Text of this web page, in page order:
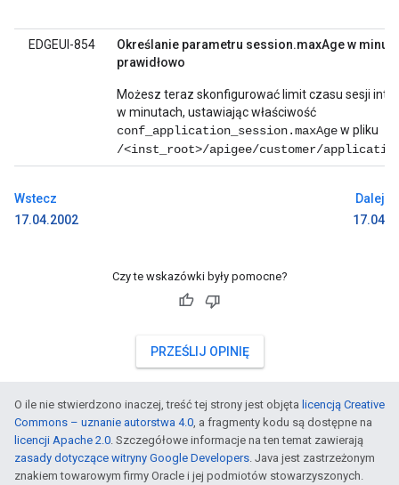
EDGEUI-854
Określanie parametru session.maxAge w
prawidłowo
Możesz teraz skonfigurować limit czasu sesji
w minutach, ustawiając właściwość
conf_application_session.maxAgew pliku
/<inst_root>/apigee/customer/
Wstecz
17.04.2002
Dalej
17.04
Czy te wskazówki były pomocne?
PRZEŚLIJ OPINIĘ
O ile nie stwierdzono inaczej, treść tej strony jest objęta licencją Creative
Commons – uznanie autorstwa 4.0, a fragmenty kodu są dostępne na
licencji Apache 2.0. Szczegółowe informacje na ten temat zawierają
zasady dotyczące witryny Google Developers. Java jest zastrzeżonym
znakiem towarowym firmy Oracle i jej podmiotów stowarzyszonych.